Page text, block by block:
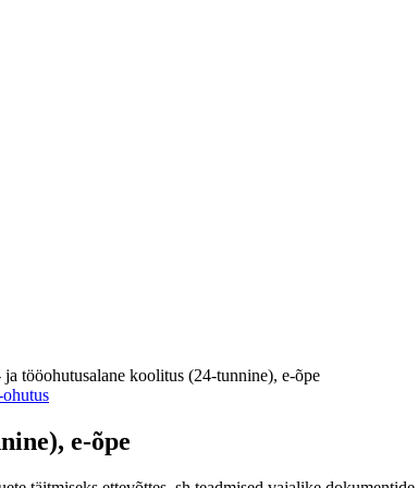
tööohutusalane koolitus (24-tunnine), e-õpe
e-õpe